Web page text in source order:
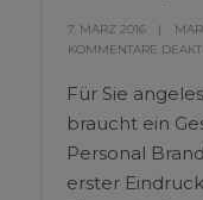
7. MÄRZ 2016
KOMMENTARE
Für Sie
braucht ein
Personal
erster